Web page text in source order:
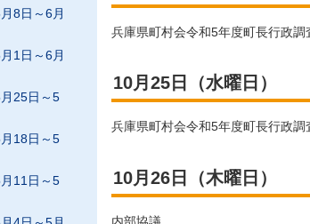
8日～6月
1日～6月
25日～5
18日～5
11日～5
兵庫県町村会令和5年度町長行政調
10月25日（水曜日）
兵庫県町村会令和5年度町長行政調
10月26日（木曜日）
内部協議